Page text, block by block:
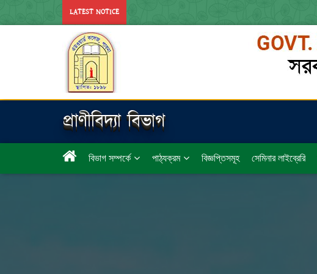
LATEST NOTICE
প্রাণীবিদ্যা বিভাগ
বিভাগ সম্পর্কে পাঠ্যক্রম বিজ্ঞপ্তিসমূহ সেমিনার লাইব্রেরি